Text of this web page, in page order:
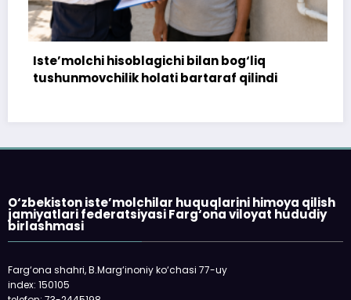
hisoblagichi bilan bog‘liq
holati bartaraf qilindi
O‘zbekiston iste’molchilar huquqlarini himoya qilish
jamiyatlari federatsiyasi Farg‘ona viloyat hududiy
birlashmasi
Farg‘ona shahri, B.Marg‘inoniy ko‘chasi 77-uy
index: 150105